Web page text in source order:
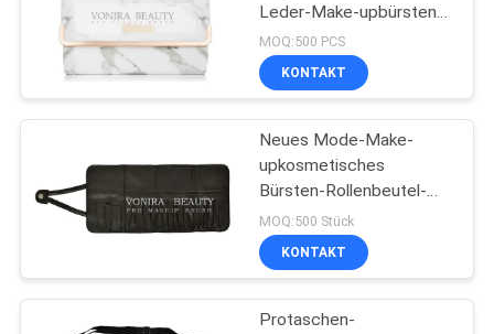
Natürliche Haar-
Make-upbürsten
synthetische Make-
89
Leder-Make-upbürsten-
Taschen-Kosmetik-
Kasten
MOQ:500 PCS
KONTAKT
Neues Mode-Make-
upkosmetisches
Bürsten-Rollenbeutel-
Stift-Bleistift-Kasten-
Tasche Faux-Leder
MOQ:500 Stück
KONTAKT
Protaschen-